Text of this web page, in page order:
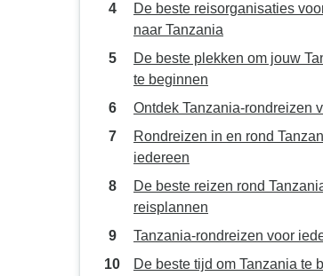
De beste reisorganisaties
naar Tanzania
De beste plekken om jouw
te beginnen
Ontdek Tanzania-rondreizen
Rondreizen in en rond
iedereen
De beste reizen rond
reisplannen
Tanzania-rondreizen voor
De beste tijd om Tanzania te